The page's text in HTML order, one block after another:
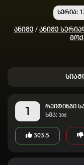
სერია:
Ანიმე / Ანიმე
1
რეიტინგი
ხმა: 306
303.5